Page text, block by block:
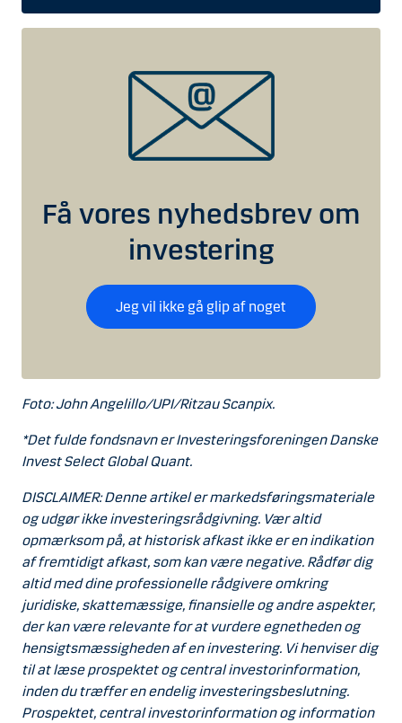
Få vores nyhedsbrev om
investering
Jeg vil ikke gå glip af noget
Foto: John Angelillo/UPI/Ritzau Scanpix.
*Det fulde fondsnavn er Investeringsforeningen Danske
Invest Select Global Quant.
DISCLAIMER: Denne artikel er markedsføringsmateriale
og udgør ikke investeringsrådgivning. Vær altid
opmærksom på, at historisk afkast ikke er en indikation
af fremtidigt afkast, som kan være negative. Rådfør dig
altid med dine professionelle rådgivere omkring
juridiske, skattemæssige, finansielle og andre aspekter,
der kan være relevante for at vurdere egnetheden og
hensigtsmæssigheden af en investering. Vi henviser dig
til at læse prospektet og central investorinformation,
inden du træffer en endelig investeringsbeslutning.
Prospektet, central investorinformation og information